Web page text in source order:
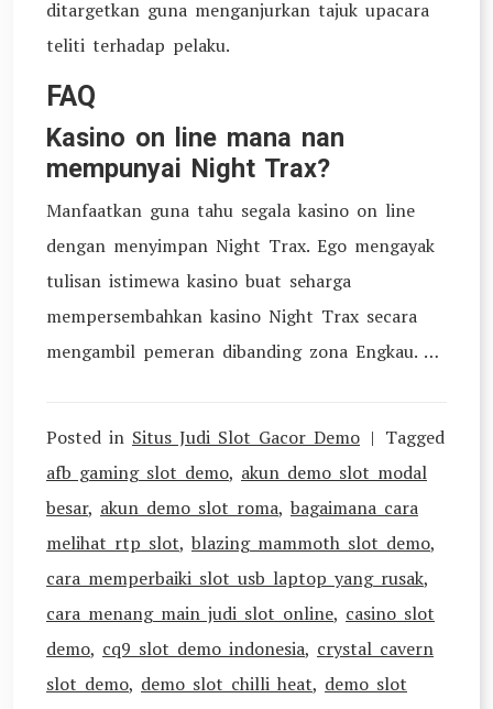
ditargetkan guna menganjurkan tajuk upacara
teliti terhadap pelaku.
FAQ
Kasino on line mana nan
mempunyai Night Trax?
Manfaatkan guna tahu segala kasino on line
dengan menyimpan Night Trax. Ego mengayak
tulisan istimewa kasino buat seharga
mempersembahkan kasino Night Trax secara
mengambil pemeran dibanding zona Engkau. …
Posted in Situs Judi Slot Gacor Demo
Tagged
afb gaming slot demo, akun demo slot modal
besar, akun demo slot roma, bagaimana cara
melihat rtp slot, blazing mammoth slot demo,
cara memperbaiki slot usb laptop yang rusak,
cara menang main judi slot online, casino slot
demo, cq9 slot demo indonesia, crystal cavern
slot demo, demo slot chilli heat, demo slot